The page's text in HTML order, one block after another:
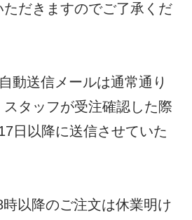
だきますのでご了承くだ
動送信メールは通常通り
タッフが受注確認した際
日以降に送信させていた
以降のご注文は休業明け